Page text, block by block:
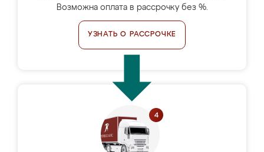
Возможна оплата в рассрочку без %.
УЗНАТЬ О РАССРОЧКЕ